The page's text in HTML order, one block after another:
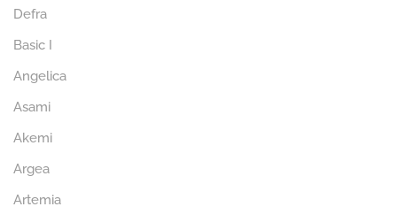
Defra
Basic I
Angelica
Asami
Akemi
Argea
Artemia